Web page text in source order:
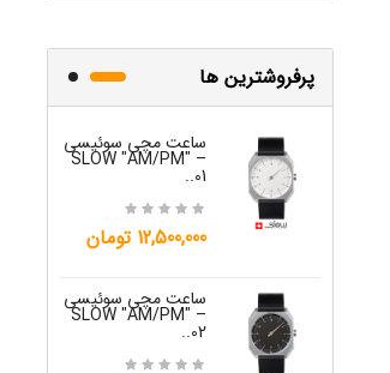
پرفروشترین ها
ساعت مچی سوئیسی
SLOW "AM/PM" –
01..
12,500,000 تومان
ساعت مچی سوئیسی
SLOW "AM/PM" –
02..